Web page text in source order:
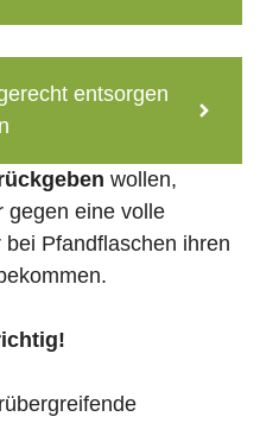
entsorgen
wollen,
gegen eine volle
bei Pfandflaschen ihren